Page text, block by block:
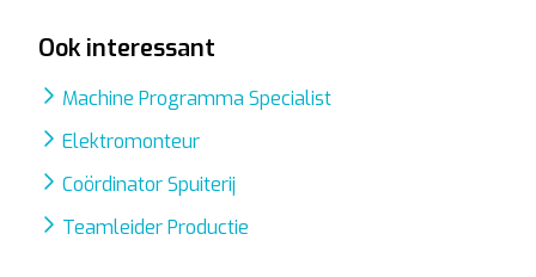
Ook interessant
Machine Programma Specialist
Elektromonteur
Coördinator Spuiterij
Teamleider Productie